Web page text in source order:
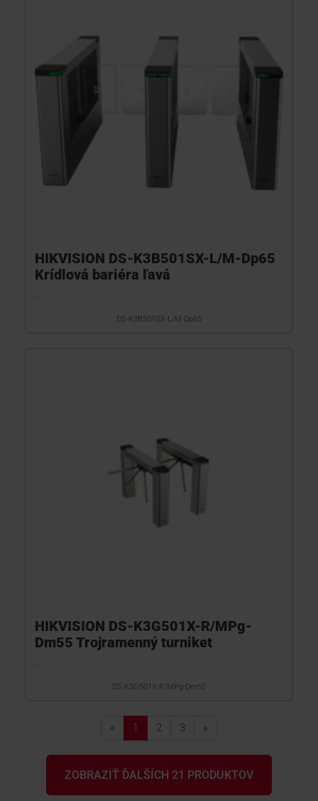
HIKVISION DS-K3B501SX-L/M-Dp65
Krídlová bariéra ľavá
DS-K3B501SX-L/M-Dp65
HIKVISION DS-K3G501X-R/MPg-
Dm55 Trojramenný turniket
DS-K3G501X-R/MPg-Dm55
« 1 2 3 »
ZOBRAZIŤ ĎALŠÍCH 21 PRODUKTOV